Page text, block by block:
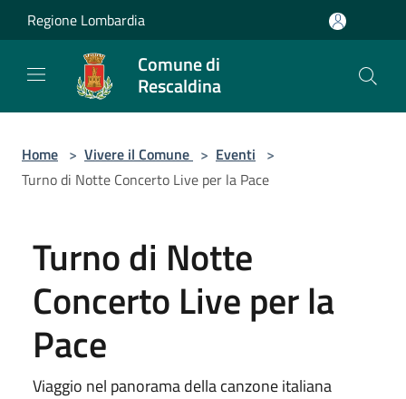
Salta al contenuto principale
Regione Lombardia
Comune di
Rescaldina
Home > Vivere il Comune > Eventi >
Turno di Notte Concerto Live per la Pace
Turno di Notte
Concerto Live per la
Pace
Viaggio nel panorama della canzone italiana